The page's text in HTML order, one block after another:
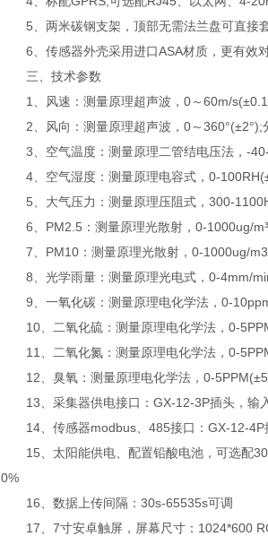
5、两米碳钢支架，顶部无需法兰盘可直接
6、传感器外壳采用进口ASA材质，更有效
三、技术参数
1、风速：测量原理超声波，0～60m/
2、风向：测量原理超声波，0～360°(±2°);
3、空气温度：测量原理二管结电压法，-
4、空气湿度：测量原理电容式，0-
5、大气压力：测量原理压阻式，300-
6、PM2.5：测量原理光散射，0-1000ug/
7、PM10：测量原理光散射，0-1000ug/
8、光学雨量：测量原理光电式，0-4mm/
9、一氧化碳：测量原理电化学法，0-
10、二氧化硫：测量原理电化学法，0-
11、二氧化氮：测量原理电化学法，0-
12、臭氧：测量原理电化学法，0-
13、采集器供电接口：GX-12-3P插头，输入
14、传感器modbus、485接口：GX-12-4P
15、太阳能供电、配置铅酸电池，可选配
0%
16、数据上传间隔：30s-65535s可调
17、7寸安卓触屏，屏幕尺寸：1024*600